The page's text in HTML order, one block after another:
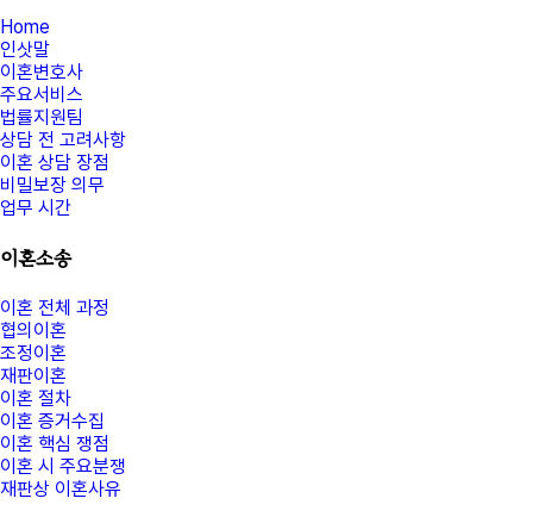
Home
인삿말
이혼변호사
주요서비스
법률지원팀
상담 전 고려사항
이혼 상담 장점
비밀보장 의무
업무 시간
이혼소송
이혼 전체 과정
협의이혼
조정이혼
재판이혼
이혼 절차
이혼 증거수집
이혼 핵심 쟁점
이혼 시 주요분쟁
재판상 이혼사유